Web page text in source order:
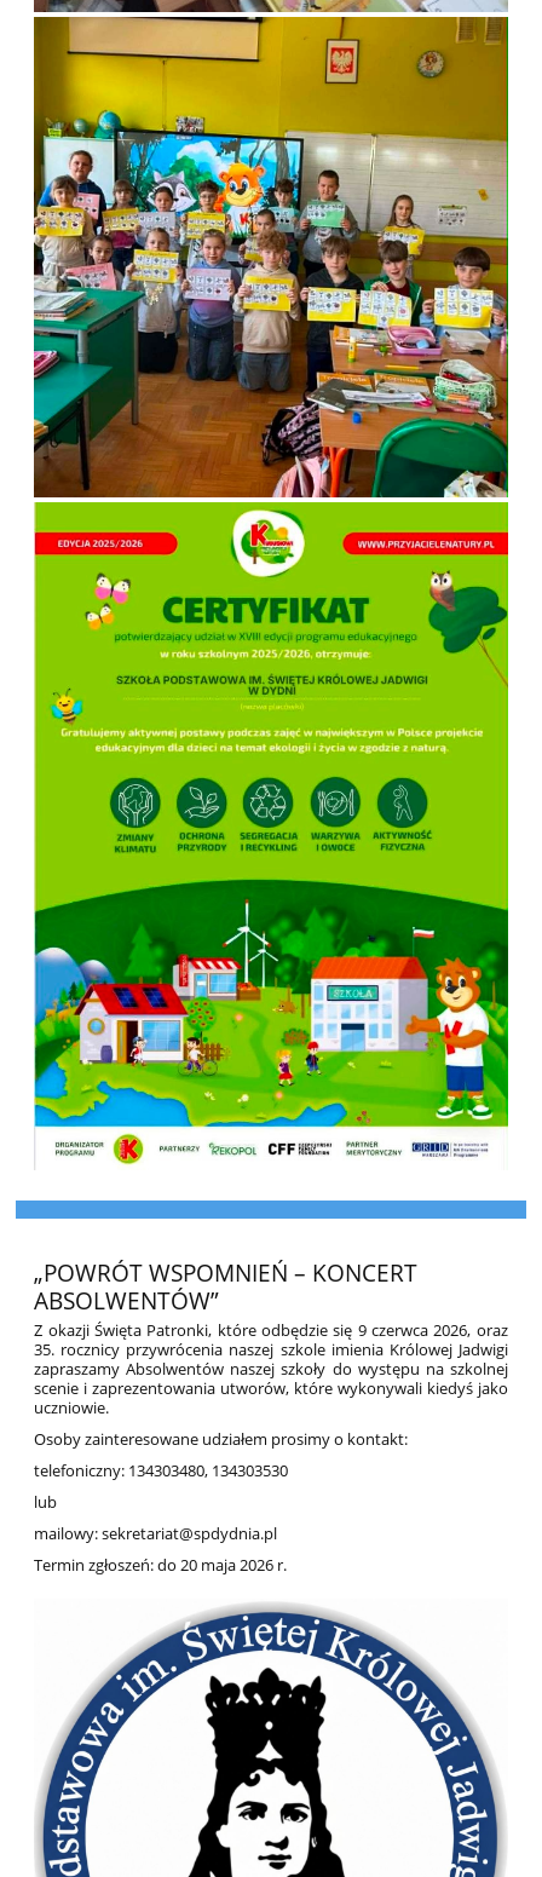
„POWRÓT WSPOMNIEŃ – KONCERT
ABSOLWENTÓW”
Z okazji Święta Patronki, które odbędzie się 9 czerwca 2026, oraz
35. rocznicy przywrócenia naszej szkole imienia Królowej Jadwigi
zapraszamy Absolwentów naszej szkoły do występu na szkolnej
scenie i zaprezentowania utworów, które wykonywali kiedyś jako
uczniowie.
Osoby zainteresowane udziałem prosimy o kontakt:
telefoniczny: 134303480, 134303530
lub
mailowy: sekretariat@spdydnia.pl
Termin zgłoszeń: do 20 maja 2026 r.